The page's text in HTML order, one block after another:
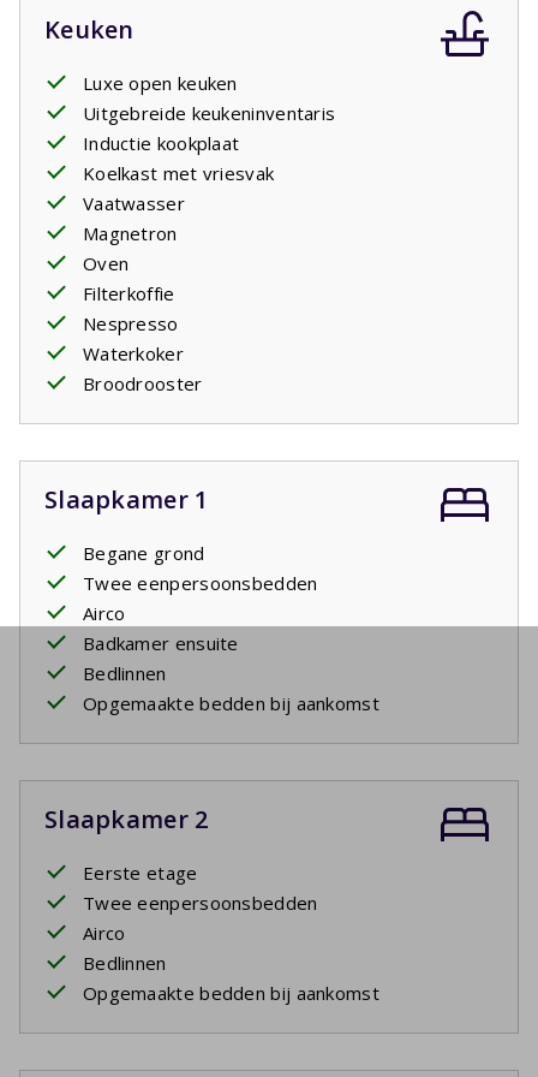
Keuken
Luxe open keuken
Uitgebreide keukeninventaris
Inductie kookplaat
Koelkast met vriesvak
Vaatwasser
Magnetron
Oven
Filterkoffie
Nespresso
Waterkoker
Broodrooster
Slaapkamer 1
Begane grond
Twee eenpersoonsbedden
Airco
Badkamer ensuite
Bedlinnen
Opgemaakte bedden bij aankomst
Slaapkamer 2
Eerste etage
Twee eenpersoonsbedden
Airco
Bedlinnen
Opgemaakte bedden bij aankomst